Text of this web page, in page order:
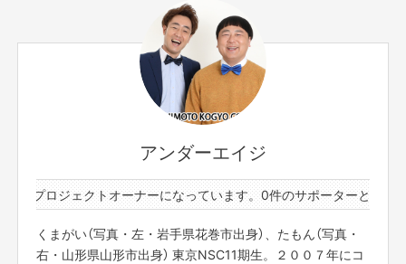
そこで、岩手愛溢れる方々、日本酒愛溢れる方々と一緒に岩手の日本酒を盛
り上げたいと思ったのです。
そして、岩手の若者にはホンモノの日本酒を飲んでほしいと思ったのです。
「杜氏」とは酒蔵における酒造りのリーダーです。約350年の歴史を持つ南部
南部杜氏は全国各地で今なお活躍している日本最大の酒造り集団です。
アンダーエイジ
プロジェクトオーナーになっています。0件のサポーターと1件のプ
くまがい（写真・左・岩手県花巻市出身）、たもん（写真・
右・山形県山形市出身） 東京NSC11期生。２００７年にコ
※送料込み、国内のみの発送です。
※20歳未満の方の飲酒は法律で禁止されています。20歳未
満の方には酒類の販売は致しません。